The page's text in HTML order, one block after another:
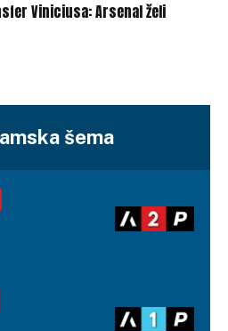
Viniciusa: Arsenal želi
šema